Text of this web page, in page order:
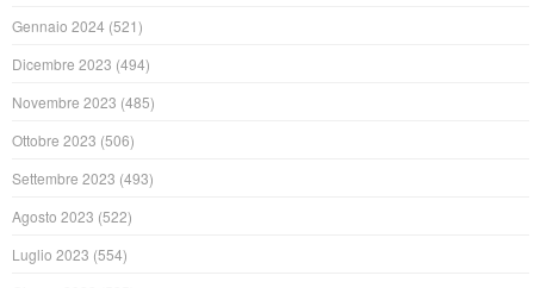
Gennaio 2024 (521)
Dicembre 2023 (494)
Novembre 2023 (485)
Ottobre 2023 (506)
Settembre 2023 (493)
Agosto 2023 (522)
Luglio 2023 (554)